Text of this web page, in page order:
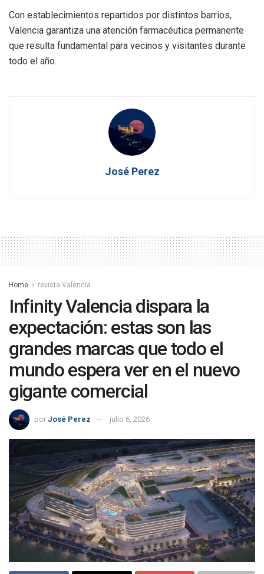
Con establecimientos repartidos por distintos barrios,
Valencia garantiza una atención farmacéutica permanente
que resulta fundamental para vecinos y visitantes durante
todo el año.
José Perez
Home revista Valencia
Infinity Valencia dispara la
expectación: estas son las
grandes marcas que todo el
mundo espera ver en el nuevo
gigante comercial
por José Perez julio 6, 2026